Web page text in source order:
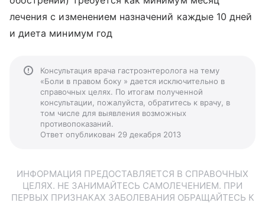
лечения с изменением назначений каждые 10 дней
и диета минимум год
Консультация врача гастроэнтеролога на тему
«Боли в правом боку » дается исключительно в
справочных целях. По итогам полученной
консультации, пожалуйста, обратитесь к врачу, в
том числе для выявления возможных
противопоказаний.
Ответ опубликован 29 декабря 2013
ИНФОРМАЦИЯ ПРЕДОСТАВЛЯЕТСЯ В СПРАВОЧНЫХ
ЦЕЛЯХ. НЕ ЗАНИМАЙТЕСЬ САМОЛЕЧЕНИЕМ. ПРИ
ПЕРВЫХ ПРИЗНАКАХ ЗАБОЛЕВАНИЯ ОБРАЩАЙТЕСЬ К